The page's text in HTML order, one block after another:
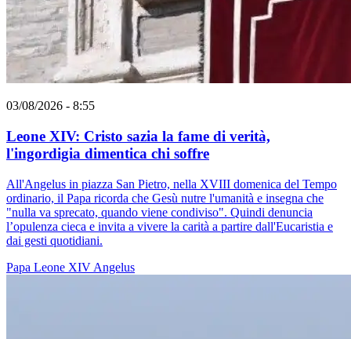
03/08/2026 - 8:55
Leone XIV: Cristo sazia la fame di verità,
l'ingordigia dimentica chi soffre
All'Angelus in piazza San Pietro, nella XVIII domenica del Tempo
ordinario, il Papa ricorda che Gesù nutre l'umanità e insegna che
"nulla va sprecato, quando viene condiviso". Quindi denuncia
l’opulenza cieca e invita a vivere la carità a partire dall'Eucaristia e
dai gesti quotidiani.
Papa Leone XIV Angelus